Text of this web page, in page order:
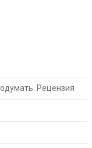
Рецензия